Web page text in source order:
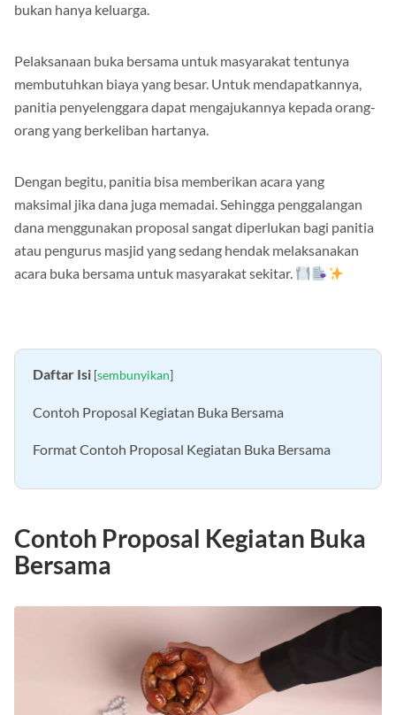
bukan hanya keluarga.
Pelaksanaan buka bersama untuk masyarakat tentunya
membutuhkan biaya yang besar. Untuk mendapatkannya,
panitia penyelenggara dapat mengajukannya kepada orang-
orang yang berkeliban hartanya.
Dengan begitu, panitia bisa memberikan acara yang
maksimal jika dana juga memadai. Sehingga penggalangan
dana menggunakan proposal sangat diperlukan bagi panitia
atau pengurus masjid yang sedang hendak melaksanakan
acara buka bersama untuk masyarakat sekitar.
Daftar Isi [sembunyikan]
Contoh Proposal Kegiatan Buka Bersama
Format Contoh Proposal Kegiatan Buka Bersama
Contoh Proposal Kegiatan Buka
Bersama